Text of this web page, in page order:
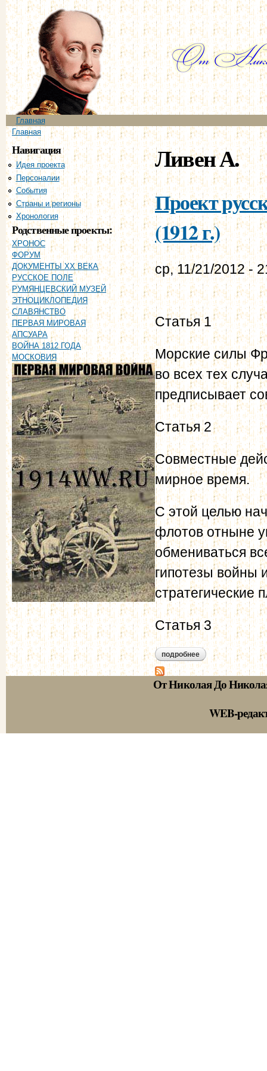
Главное меню
Главная
Вы здесь
Главная
Навигация
Идея проекта
Персоналии
События
Страны и регионы
Хронология
Родственные проекты:
ХРОНОС
ФОРУМ
ДОКУМЕНТЫ XX ВЕКА
РУССКОЕ ПОЛЕ
РУМЯНЦЕВСКИЙ МУЗЕЙ
ЭТНОЦИКЛОПЕДИЯ
СЛАВЯНСТВО
ПЕРВАЯ МИРОВАЯ
АПСУАРА
ВОЙНА 1812 ГОДА
МОСКОВИЯ
Ливен А.
Проект
(1912 г.)
ср, 11/21/2012 -
Статья 1
Морские силы
во всех тех
предписывает
Статья 2
Совместные
мирное время.
С этой целью
флотов отныне
обмениваться
гипотезы войны
стратегические
Статья 3
подробнее о проект русско-
От Николая До
WEB-